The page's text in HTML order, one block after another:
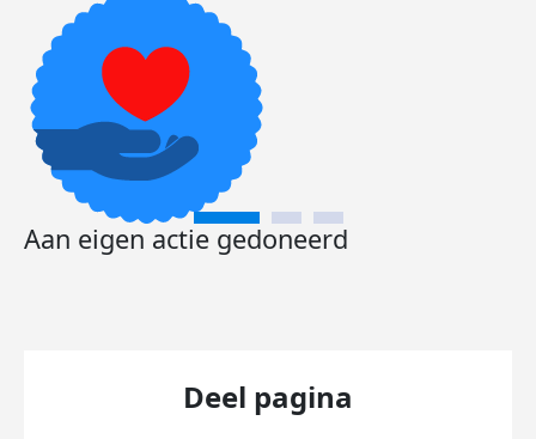
Aan eigen actie gedoneerd
Deel pagina